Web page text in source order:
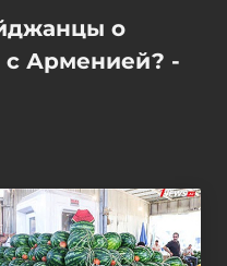
о
с Арменией? -